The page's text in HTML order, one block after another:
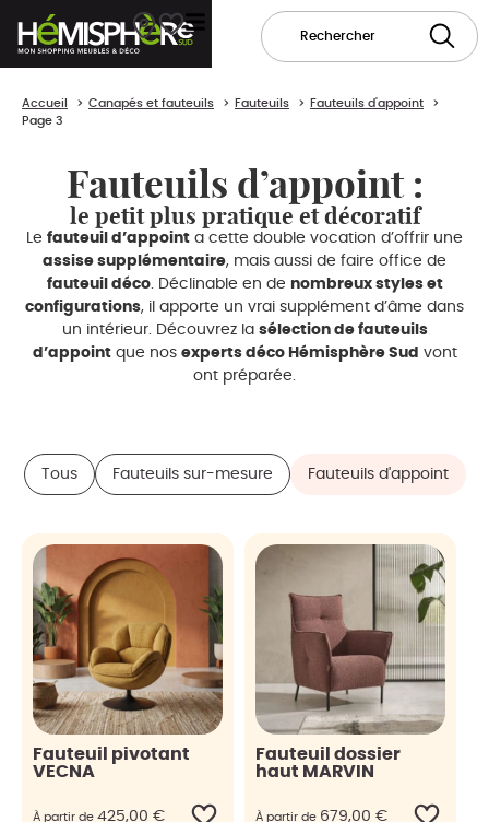
Accueil Canapés et fauteuils Fauteuils
Fauteuils d'appoint
Page 3
Fauteuils d’appoint :
le petit plus pratique et décoratif
Le fauteuil d’appoint a cette double vocation d’offrir une
assise supplémentaire, mais aussi de faire office de
fauteuil déco. Déclinable en de nombreux styles et
configurations, il apporte un vrai supplément d’âme dans
un intérieur. Découvrez la sélection de fauteuils
d’appointque nos experts déco Hémisphère Sud vont
ont préparée.
Tous Fauteuils sur-mesure Fauteuils d'appoint
Fauteuil pivotant
VECNA
À partir de 425,00 €
Fauteuil dossier
haut MARVIN
À partir de 679,00 €